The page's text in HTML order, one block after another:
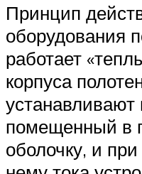
Принцип
оборудования
работает
корпуса
помещенный в
оболочку, и